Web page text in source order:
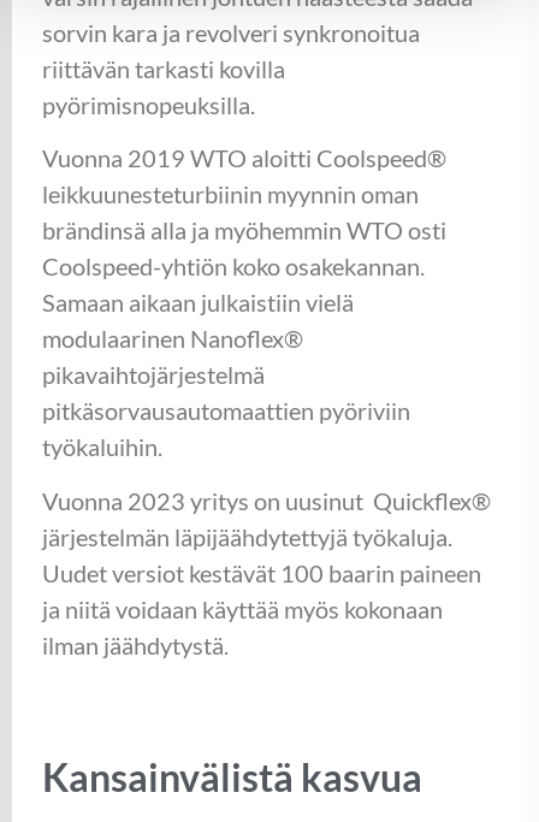
sorvin kara ja revolveri synkronoitua
riittävän tarkasti kovilla
pyörimisnopeuksilla.
Vuonna 2019 WTO aloitti Coolspeed®
leikkuunesteturbiinin myynnin oman
brändinsä alla ja myöhemmin WTO osti
Coolspeed-yhtiön koko osakekannan.
Samaan aikaan julkaistiin vielä
modulaarinen Nanoflex®
pikavaihtojärjestelmä
pitkäsorvausautomaattien pyöriviin
työkaluihin.
Vuonna 2023 yritys on uusinut Quickflex®
järjestelmän läpijäähdytettyjä työkaluja.
Uudet versiot kestävät 100 baarin paineen
ja niitä voidaan käyttää myös kokonaan
ilman jäähdytystä.
Kansainvälistä kasvua